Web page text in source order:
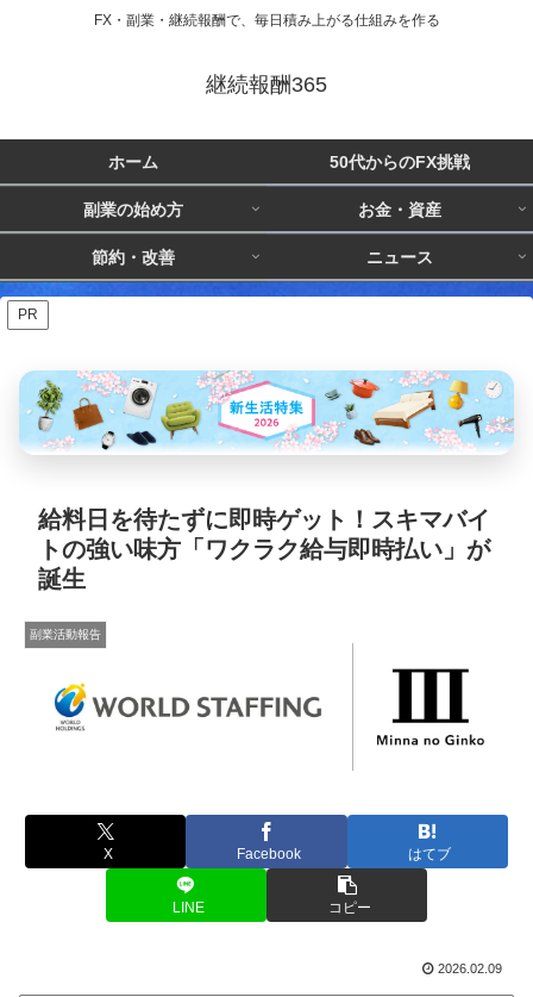
FX・副業・継続報酬で、毎日積み上がる仕組みを作る
継続報酬365
ホーム 50代からのFX挑戦
副業の始め方 お金・資産
節約・改善 ニュース
PR
給料日を待たずに即時ゲット！スキマバイ
トの強い味方「ワクラク給与即時払い」が
誕生
副業活動報告
X Facebook はてブ
LINE コピー
2026.02.09